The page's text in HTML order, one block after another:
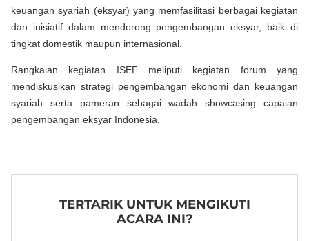
keuangan syariah (eksyar) yang memfasilitasi berbagai kegiatan
dan inisiatif dalam mendorong pengembangan eksyar, baik di
tingkat domestik maupun internasional.
Rangkaian kegiatan ISEF meliputi kegiatan forum yang
mendiskusikan strategi pengembangan ekonomi dan keuangan
syariah serta pameran sebagai wadah showcasing capaian
pengembangan eksyar Indonesia.
TERTARIK UNTUK MENGIKUTI
ACARA INI?